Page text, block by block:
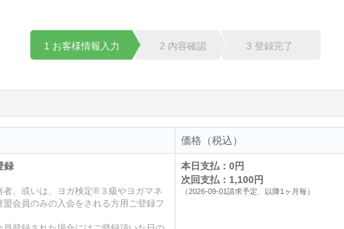
1 お客様情報入力 2 内容確認 3 登録完了
価格（税込）
録
、或いは、ヨガ検定®３級やヨガマネ
会員のみの入会をされる方用ご登録フ
本日支払：0円
次回支払：1,100円
（2026-09-01請求予定、以降1ヶ月毎）